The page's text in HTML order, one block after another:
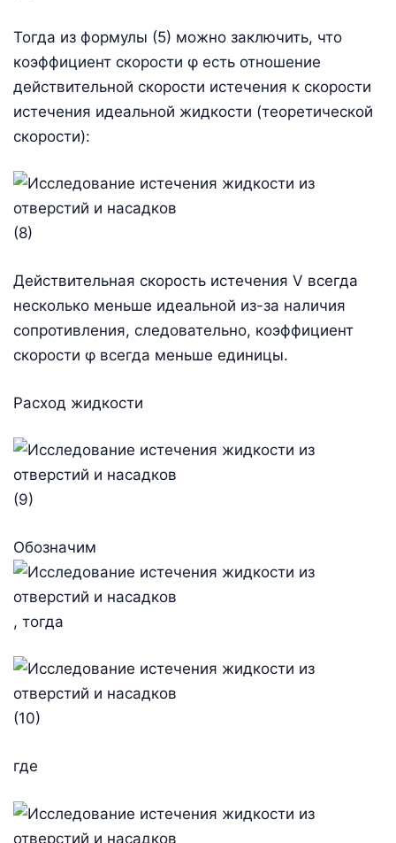
Тогда из формулы (5) можно заключить, что
коэффициент скорости φ есть отношение
действительной скорости истечения к скорости
истечения идеальной жидкости (теоретической
скорости):
(8)
Действительная скорость истечения V всегда
несколько меньше идеальной из-за наличия
сопротивления, следовательно, коэффициент
скорости φ всегда меньше единицы.
Расход жидкости
(9)
Обозначим
, тогда
(10)
где